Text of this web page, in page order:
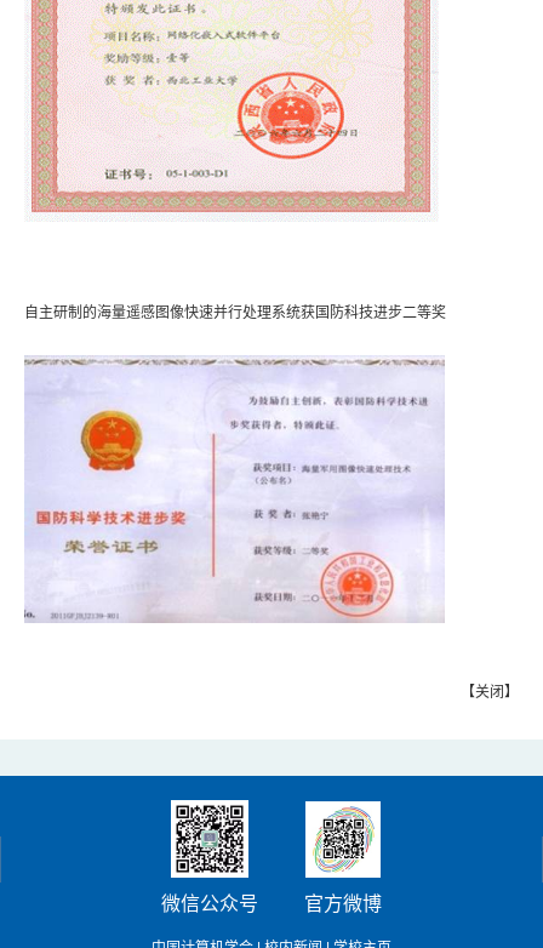
自主研制的海量遥感图像快速并行处理系统获国防科技进步二等奖
【关闭】
微信公众号 官方微博